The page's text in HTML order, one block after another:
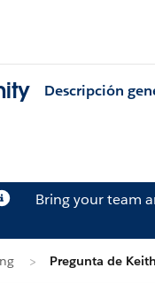
Descripción
Bring your team
Pregunta de